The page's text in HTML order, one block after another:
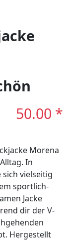
50.00 *
Morena
In
sich vielseitig
sportlich-
Jacke
dir der V-
Hergestellt